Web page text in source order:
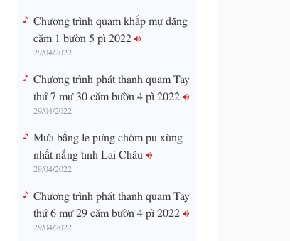
Chương trình quam khắp mự dặng
căm 1 bườn 5 pì 2022
29/04/2022
Chương trình phát thanh quam Tay
thứ 7 mự 30 căm bườn 4 pì 2022
29/04/2022
Mưa bấng le pưng chòm pu xùng
nhất nẳng tỉnh Lai Châu
29/04/2022
Chương trình phát thanh quam Tay
thứ 6 mự 29 căm bườn 4 pì 2022
29/04/2022